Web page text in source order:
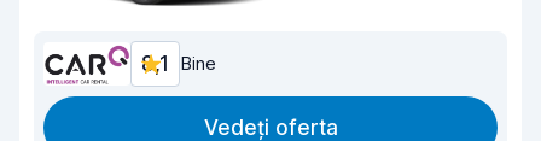
8,1 Bine
Vedeți oferta